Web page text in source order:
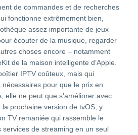
de commandes et de recherches
fonctionne extrêmement bien,
assez importante de jeux
écouter de la musique, regarder
choses encore – notamment
de la maison intelligente d’Apple.
IPTV coûteux, mais qui
pour que le prix en
elle ne peut que s’améliorer avec
la prochaine version de tvOS, y
TV remaniée qui rassemble le
de streaming en un seul